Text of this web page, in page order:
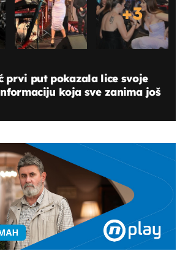
+3
prvi put pokazala lice svoje
koja sve zanima još